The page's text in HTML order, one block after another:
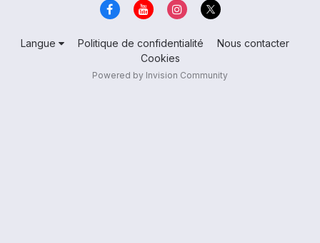
Langue Politique de confidentialité
Nous contacter
Cookies
Powered by Invision Community